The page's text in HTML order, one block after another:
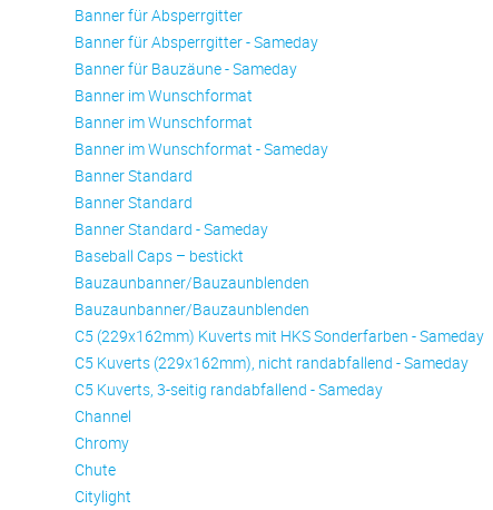
Banner für Absperrgitter
Banner für Absperrgitter - Sameday
Banner für Bauzäune - Sameday
Banner im Wunschformat
Banner im Wunschformat
Banner im Wunschformat - Sameday
Banner Standard
Banner Standard
Banner Standard - Sameday
Baseball Caps – bestickt
Bauzaunbanner/Bauzaunblenden
Bauzaunbanner/Bauzaunblenden
C5 (229x162mm) Kuverts mit HKS Sonderfarben - Sameday
C5 Kuverts (229x162mm), nicht randabfallend - Sameday
C5 Kuverts, 3-seitig randabfallend - Sameday
Channel
Chromy
Chute
Citylight